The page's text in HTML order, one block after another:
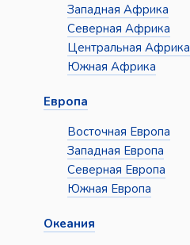
Западная Африка
Северная Африка
Центральная Африка
Южная Африка
Европа
Восточная Европа
Западная Европа
Северная Европа
Южная Европа
Океания